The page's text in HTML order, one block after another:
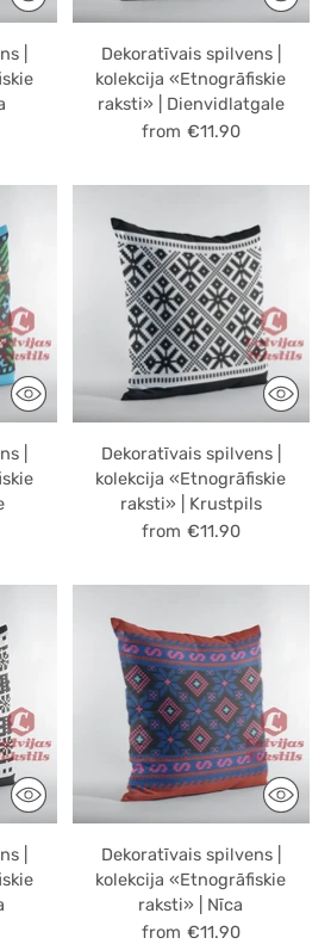
|
Dekoratīvais spilvens |
kolekcija «Etnogrāfiskie
raksti» | Dienvidlatgale
from €11.90
|
Dekoratīvais spilvens |
kolekcija «Etnogrāfiskie
raksti» | Krustpils
from €11.90
|
Dekoratīvais spilvens |
kolekcija «Etnogrāfiskie
raksti» | Nīca
from €11.90